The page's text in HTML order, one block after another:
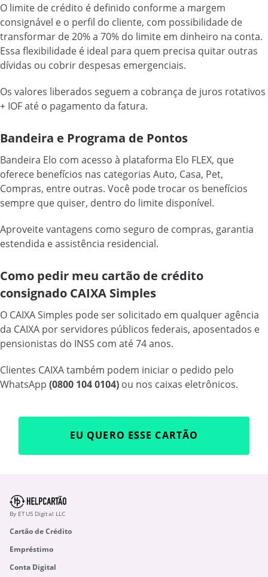
O limite de crédito é definido conforme a margem
consignável e o perfil do cliente, com possibilidade de
transformar de 20% a 70% do limite em dinheiro na conta.
Essa flexibilidade é ideal para quem precisa quitar outras
dívidas ou cobrir despesas emergenciais.
Os valores liberados seguem a cobrança de juros rotativos
+ IOF até o pagamento da fatura.
Bandeira e Programa de Pontos
Bandeira Elo com acesso à plataforma Elo FLEX, que
oferece benefícios nas categorias Auto, Casa, Pet,
Compras, entre outras. Você pode trocar os benefícios
sempre que quiser, dentro do limite disponível.
Aproveite vantagens como seguro de compras, garantia
estendida e assistência residencial.
Como pedir meu cartão de crédito
consignado CAIXA Simples
O CAIXA Simples pode ser solicitado em qualquer agência
da CAIXA por servidores públicos federais, aposentados e
pensionistas do INSS com até 74 anos.
Clientes CAIXA também podem iniciar o pedido pelo
WhatsApp (0800 104 0104) ou nos caixas eletrônicos.
EU QUERO ESSE CARTÃO
By ETUS Digital LLC
Cartão de Crédito
Empréstimo
Conta Digital